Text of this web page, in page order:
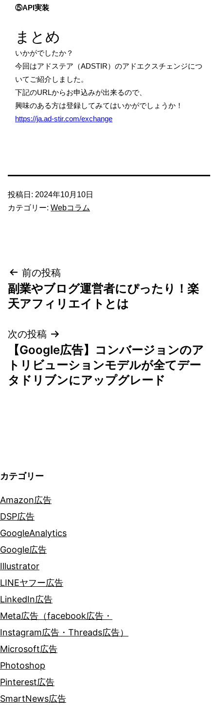
⑤API実装
まとめ
いかがでしたか？
今回はアドステア（ADSTIR）のアドエクスチェンジにつ
いてご紹介しました。
下記のURLからお申込みが出来るので、
興味のある方は登録してみてはいかがでしょうか！
https://ja.ad-stir.com/exchange
投稿日: 2024年10月10日
カテゴリー: Webコラム
投
稿
ビ
ゲ
ー
前の投稿
副業やブログ運営者にぴったり！楽
天アフィリエイトとは
次の投稿
【Google広告】コンバージョンのア
トリビューションモデルが全てデー
タドリブンにアップグレード
カテゴリー
Amazon広告
DSP広告
GoogleAnalytics
Google広告
Illustrator
LINEヤフー広告
LinkedIn広告
Meta広告（facebook広告・
Instagram広告・Threads広告）
Microsoft広告
Photoshop
Pinterest広告
SmartNews広告